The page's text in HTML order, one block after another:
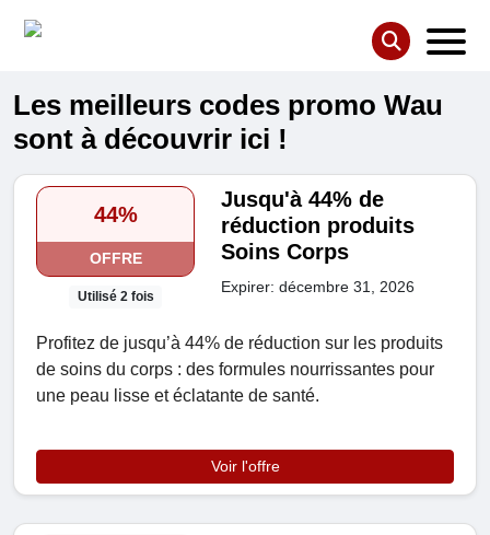
Les meilleurs codes promo Wau
sont à découvrir ici !
44%
OFFRE
Utilisé 2 fois
Jusqu'à 44% de
réduction produits
Soins Corps
Expirer: décembre 31, 2026
Profitez de jusqu’à 44% de réduction sur les produits
de soins du corps : des formules nourrissantes pour
une peau lisse et éclatante de santé.
Voir l'offre